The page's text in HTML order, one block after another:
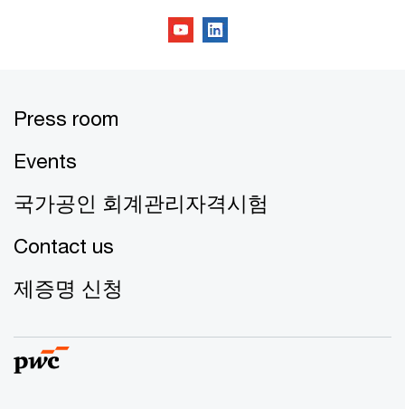
Press room
Events
국가공인 회계관리자격시험
Contact us
제증명 신청